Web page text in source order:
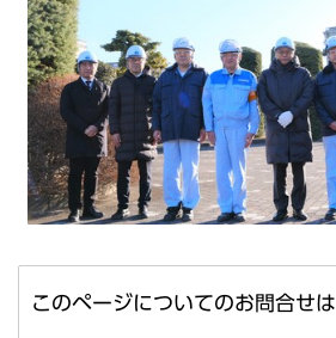
このページについてのお問合せは